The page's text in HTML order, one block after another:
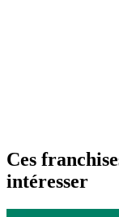
Ces
intéresser